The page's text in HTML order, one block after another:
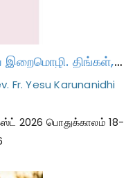
பொய் இறைவாக்கினர். இன்றைய இறைமொழி. திங்கள், 3 ஆகஸ்ட் 2026.
Fr. Yesu Karunanidhi
2026 பொதுக்காலம் 18-